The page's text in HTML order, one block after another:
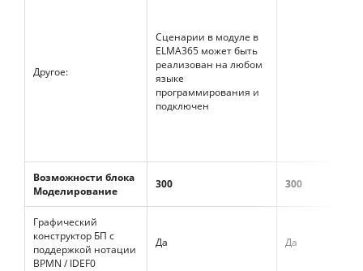
Другое:
Сценарии в модуле в
ELMA365 может быть
реализован на любом
языке
программирования и
подключен
Возможности блока
Моделирование
300 300
Графический
конструктор БП с
поддержкой нотации
BPMN / IDEF0
Да Да